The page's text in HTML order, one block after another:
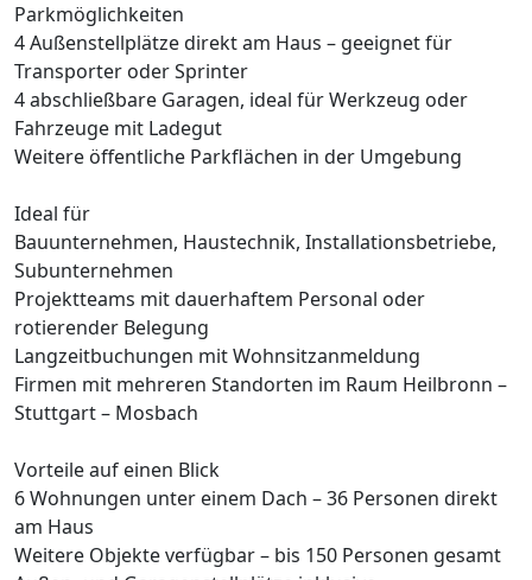
Parkmöglichkeiten
4 Außenstellplätze direkt am Haus – geeignet für
Transporter oder Sprinter
4 abschließbare Garagen, ideal für Werkzeug oder
Fahrzeuge mit Ladegut
Weitere öffentliche Parkflächen in der Umgebung
Ideal für
Bauunternehmen, Haustechnik, Installationsbetriebe,
Subunternehmen
Projektteams mit dauerhaftem Personal oder
rotierender Belegung
Langzeitbuchungen mit Wohnsitzanmeldung
Firmen mit mehreren Standorten im Raum Heilbronn –
Stuttgart – Mosbach
Vorteile auf einen Blick
6 Wohnungen unter einem Dach – 36 Personen direkt
am Haus
Weitere Objekte verfügbar – bis 150 Personen gesamt